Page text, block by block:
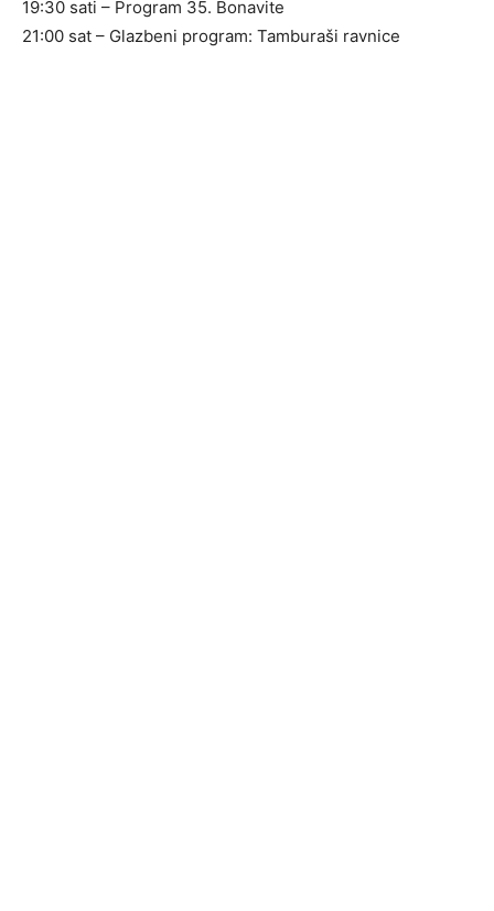
19:30 sati – Program 35. Bonavite
21:00 sat – Glazbeni program: Tamburaši ravnice